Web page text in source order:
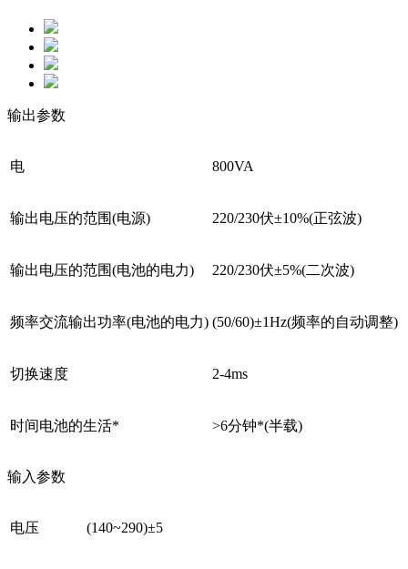
输出参数
电 800VA
输出电压的范围(电源) 220/230伏±10%(正弦波)
输出电压的范围(电池的电力) 220/230伏±5%(二次波)
频率交流输出功率(电池的电力) (50/60)±1Hz(频率的自动调整)
切换速度 2-4ms
时间电池的生活* >6分钟*(半载)
输入参数
电压 (140~290)±5